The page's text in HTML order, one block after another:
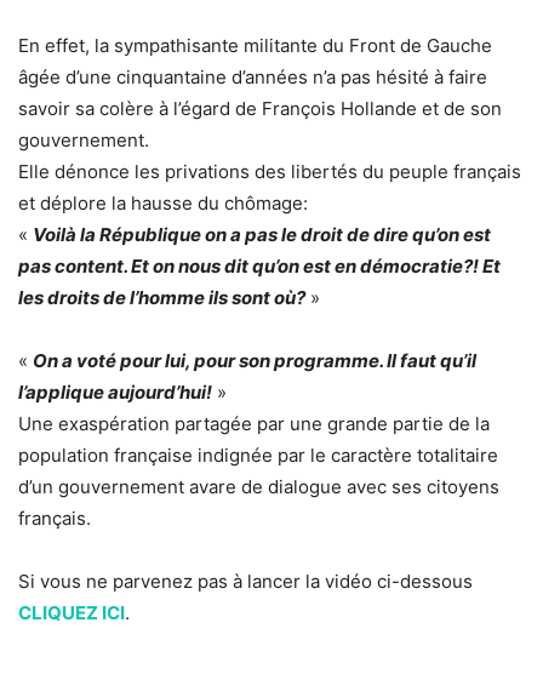
En effet, la sympathisante militante du Front de Gauche
âgée d’une cinquantaine d’années n’a pas hésité à faire
savoir sa colère à l’égard de François Hollande et de son
gouvernement.
Elle dénonce les privations des libertés du peuple français
et déplore la hausse du chômage:
« Voilà la République on a pas le droit de dire qu’on est
pas content. Et on nous dit qu’on est en démocratie?! Et
les droits de l’homme ils sont où? »
« On a voté pour lui, pour son programme. Il faut qu’il
l’applique aujourd’hui! »
Une exaspération partagée par une grande partie de la
population française indignée par le caractère totalitaire
d’un gouvernement avare de dialogue avec ses citoyens
français.
Si vous ne parvenez pas à lancer la vidéo ci-dessous
CLIQUEZ ICI.